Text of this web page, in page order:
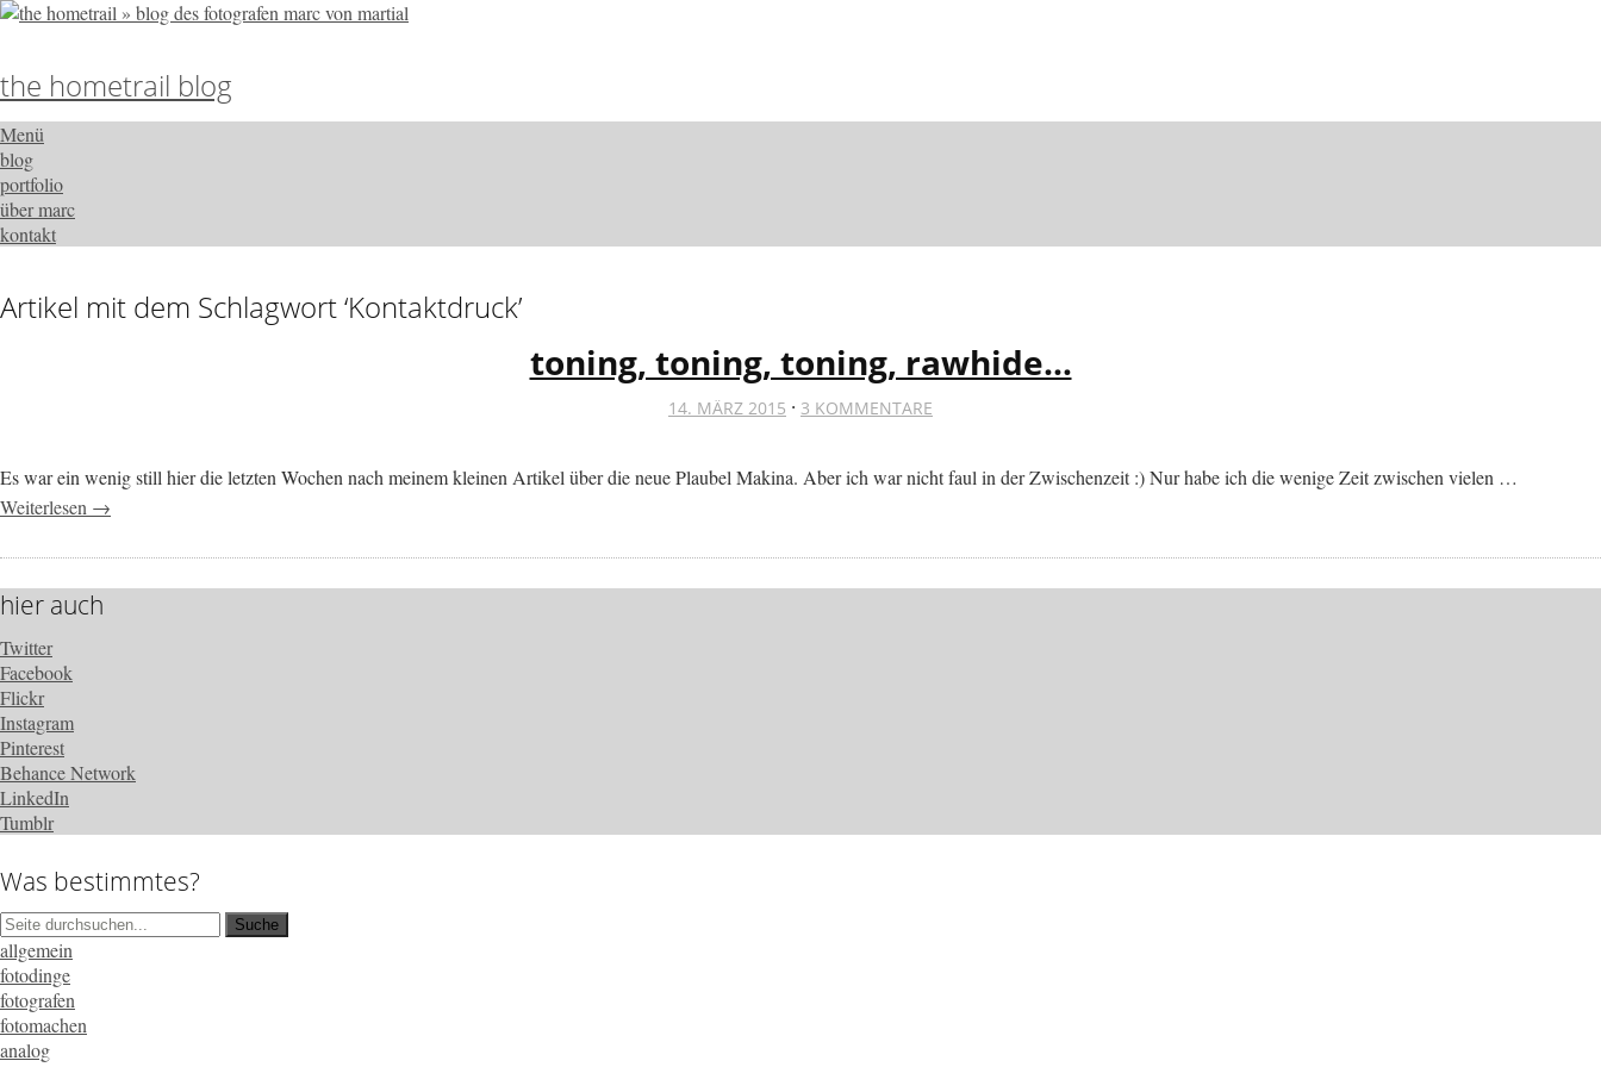
the hometrail blog
Menü
blog
portfolio
über marc
kontakt
Artikel mit dem Schlagwort ‘Kontaktdruck’
toning, toning, toning, rawhide…
14. MÄRZ 2015 · 3 KOMMENTARE
Es war ein wenig still hier die letzten Wochen nach meinem kleinen Artikel über die neue Plaubel Makina. Aber ich war nicht faul in der Zwischenzeit :) Nur habe ich die wenige Zeit zwischen vielen …
Weiterlesen →
hier auch
Twitter
Facebook
Flickr
Instagram
Pinterest
Behance Network
LinkedIn
Tumblr
Was bestimmtes?
allgemein
fotodinge
fotografen
fotomachen
analog